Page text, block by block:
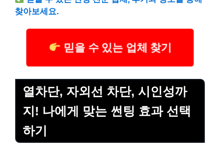
찾아보세요.
믿을 수 있는 업체 찾기
열차단, 자외선 차단, 시인성까
지! 나에게 맞는 썬팅 효과 선택
하기